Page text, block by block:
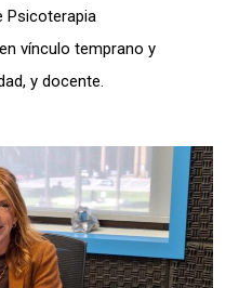
Psicoterapia
vínculo temprano y
y docente.